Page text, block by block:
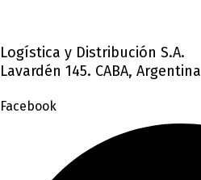
Logística y Distribución S.A.
Lavardén 145. CABA, Argentina
Facebook